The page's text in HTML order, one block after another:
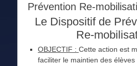
Prévention Re-
Le Dispositif de
Re-
OBJECTIF : Cette action est
faciliter le maintien des